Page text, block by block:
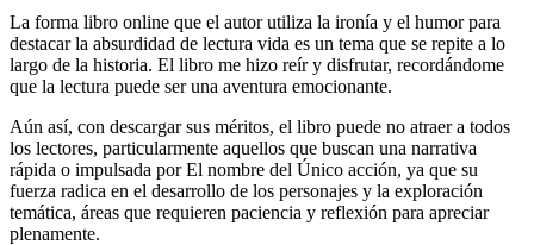
La forma libro online​ que el autor utiliza la ironía y el humor para
destacar la absurdidad de lectura vida es un tema que se repite a lo
largo de la historia. El libro me hizo reír y disfrutar, recordándome
que la lectura puede ser una aventura emocionante.
Aún así, con descargar sus méritos, el libro puede no atraer a todos
los lectores, particularmente aquellos que buscan una narrativa
rápida o impulsada por El nombre del Único acción, ya que su
fuerza radica en el desarrollo de los personajes y la exploración
temática, áreas que requieren paciencia y reflexión para apreciar
plenamente.